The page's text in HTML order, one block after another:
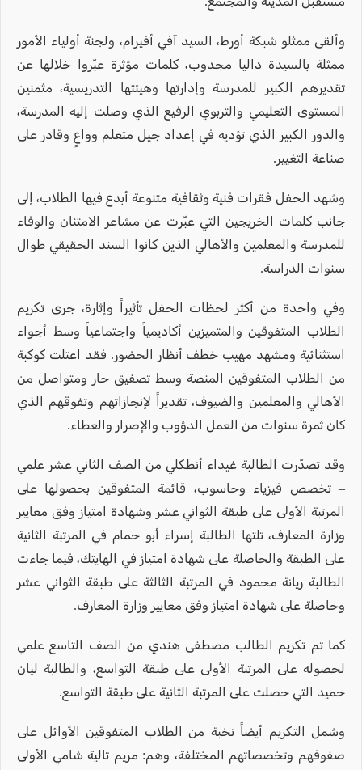
وألقى ممثلو شبكة أورط، السيد آفي أفيرام، ولجنة أولياء الأمور
ممثلة بالسيدة داليا مجدوب، كلمات مؤثرة عبّروا خلالها عن
تقديرهم الكبير للمدرسة وإدارتها وهيئتها التدريسية، مثمنين
المستوى التعليمي والتربوي الرفيع الذي وصلت إليه المدرسة،
والدور الكبير الذي تؤديه في إعداد جيل متعلم وواعٍ وقادر على
صناعة التغيير.
وشهد الحفل فقرات فنية وثقافية متنوعة أبدع فيها الطلاب، إلى
جانب كلمات الخريجين التي عبّرت عن مشاعر الامتنان والوفاء
للمدرسة والمعلمين والأهالي الذين كانوا السند الحقيقي طوال
سنوات الدراسة.
وفي واحدة من أكثر لحظات الحفل تأثيراً وإثارة، جرى تكريم
الطلاب المتفوقين والمتميزين أكاديمياً واجتماعياً وسط أجواء
استثنائية ومشهد مهيب خطف أنظار الحضور. فقد اعتلت كوكبة
من الطلاب المتفوقين المنصة وسط تصفيق حار ومتواصل من
الأهالي والمعلمين والضيوف، تقديراً لإنجازاتهم وتفوقهم الذي
كان ثمرة سنوات من العمل الدؤوب والإصرار والعطاء.
وقد تصدّرت الطالبة غيداء أنطكلي من الصف الثاني عشر علمي
– تخصص فيزياء وحاسوب، قائمة المتفوقين بحصولها على
المرتبة الأولى على طبقة الثواني عشر وشهادة امتياز وفق معايير
وزارة المعارف، تلتها الطالبة إسراء أبو حمام في المرتبة الثانية
على الطبقة والحاصلة على شهادة امتياز في الهايتك، فيما جاءت
الطالبة ريانة محمود في المرتبة الثالثة على طبقة الثواني عشر
وحاصلة على شهادة امتياز وفق معايير وزارة المعارف.
كما تم تكريم الطالب مصطفى هندي من الصف التاسع علمي
لحصوله على المرتبة الأولى على طبقة التواسع، والطالبة ليان
حميد التي حصلت على المرتبة الثانية على طبقة التواسع.
وشمل التكريم أيضاً نخبة من الطلاب المتفوقين الأوائل على
صفوفهم وتخصصاتهم المختلفة، وهم: مريم تالية شامي الأولى